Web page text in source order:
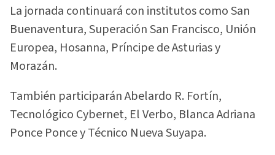
La jornada continuará con institutos como San
Buenaventura, Superación San Francisco, Unión
Europea, Hosanna, Príncipe de Asturias y
Morazán.
También participarán Abelardo R. Fortín,
Tecnológico Cybernet, El Verbo, Blanca Adriana
Ponce Ponce y Técnico Nueva Suyapa.